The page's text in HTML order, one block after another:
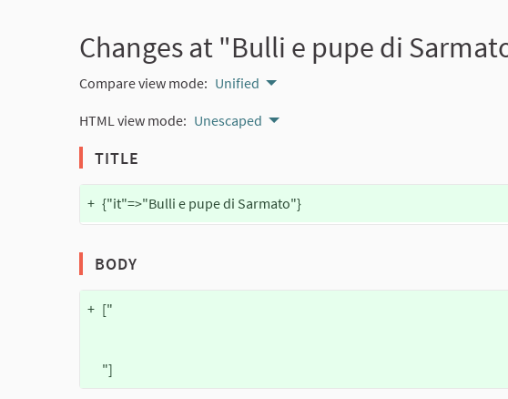
Changes at "Bulli e pupe di
Compare view mode: Unified
HTML view mode: Unescaped
TITLE
+ {"it"=>"Bulli e pupe di Sarmato"}
BODY
+ ["
"]